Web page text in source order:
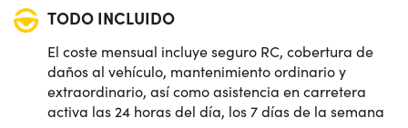
TODO INCLUIDO
El coste mensual incluye seguro RC, cobertura de
daños al vehículo, mantenimiento ordinario y
extraordinario, así como asistencia en carretera
activa las 24 horas del día, los 7 días de la semana